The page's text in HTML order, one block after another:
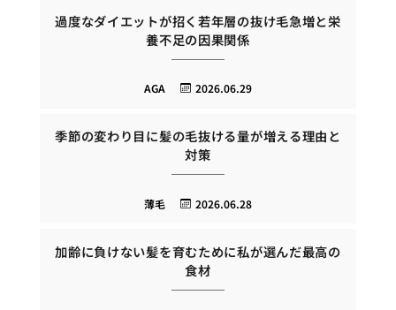
過度なダイエットが招く若年層の抜け毛急増と栄
養不足の因果関係
2026.06.29
AGA
季節の変わり目に髪の毛抜ける量が増える理由と
対策
2026.06.28
薄毛
加齢に負けない髪を育むために私が選んだ最高の
食材